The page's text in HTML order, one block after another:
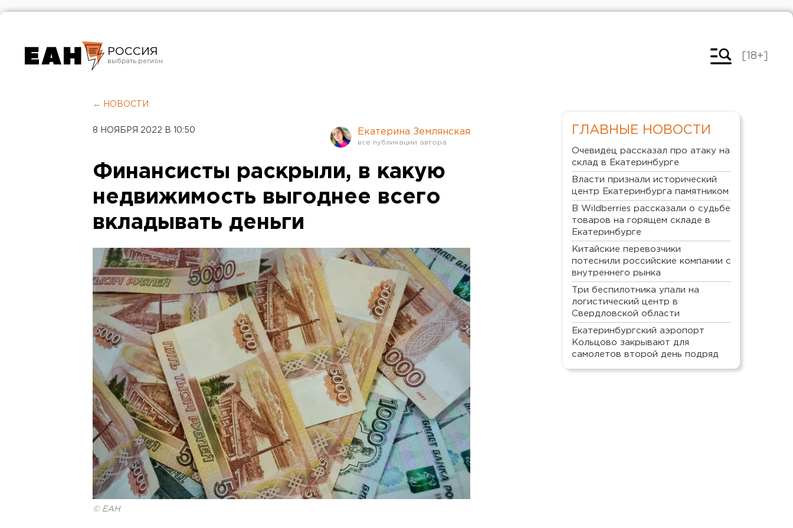
РОССИЯ
Челябинск
[18+]
← НОВОСТИ
8 НОЯБРЯ 2022 В 10:50 Екатерина Землянская
Финансисты раскрыли, в какую
недвижимость выгоднее всего
вкладывать деньги
© ЕАН
ГЛАВНЫЕ НОВОСТИ
Очевидец рассказал про атаку на
склад в Екатеринбурге
Власти признали исторический
центр Екатеринбурга памятником
В Wildberries рассказали о судьбе
товаров на горящем складе в
Екатеринбурге
Китайские перевозчики
потеснили российские компании с
внутреннего рынка
Три беспилотника упали на
логистический центр в
Свердловской области
Екатеринбургский аэропорт
Кольцово закрывают для
самолетов второй день подряд